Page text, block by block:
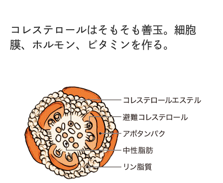
コレステロールはそもそも善玉。細胞
膜、ホルモン、ビタミンを作る。